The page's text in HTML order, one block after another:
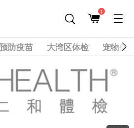
1
预防疫苗 大湾区体检 宠物健